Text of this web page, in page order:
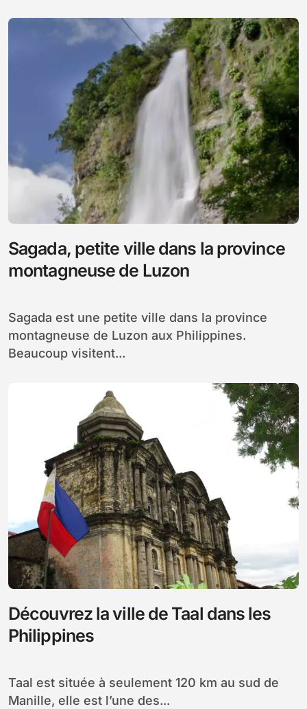
Sagada, petite ville dans la province
montagneuse de Luzon
Sagada est une petite ville dans la province
montagneuse de Luzon aux Philippines.
Beaucoup visitent...
Découvrez la ville de Taal dans les
Philippines
Taal est située à seulement 120 km au sud de
Manille, elle est l’une des...